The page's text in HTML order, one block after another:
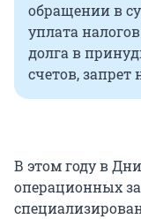
обращении в
уплата
долга в
счетов, запрет
В этом году в
операционных